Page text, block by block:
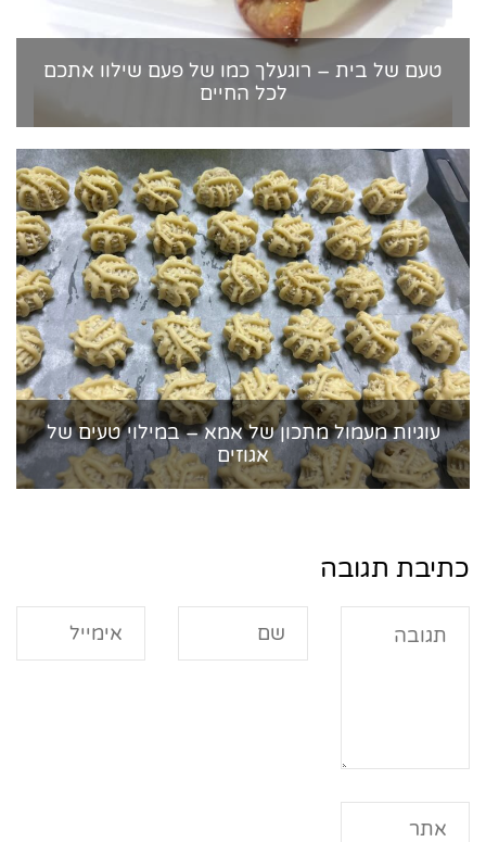
טעם של בית – רוגעלך כמו של פעם שילוו אתכם
לכל החיים
עוגיות מעמול מתכון של אמא – במילוי טעים של
אגוזים
כתיבת תגובה